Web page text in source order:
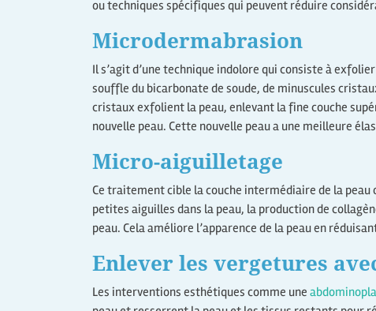
ou techniques spécifiques qui peuvent réduire
Microdermabrasion
Il s’agit d’une technique indolore qui consiste à
souffle du bicarbonate de soude, de minuscules
cristaux exfolient la peau, enlevant la fine couche
nouvelle peau. Cette nouvelle peau a une meilleure
Micro-aiguilletage
Ce traitement cible la couche intermédiaire de la
petites aiguilles dans la peau, la production de
peau. Cela améliore l’apparence de la peau en
Enlever les vergetures
Les interventions esthétiques comme une